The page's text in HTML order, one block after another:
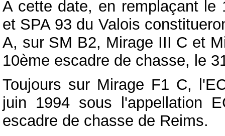
A cette date, en remplaçant le
et SPA 93 du Valois
A, sur SM B2, Mirage III C et
10ème escadre de chasse, le
Toujours sur Mirage F1 C,
juin 1994 sous l'appellation
escadre de chasse de Reims.